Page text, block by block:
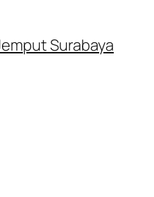
Surabaya